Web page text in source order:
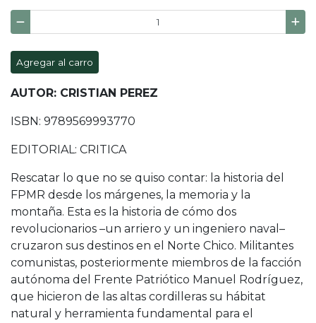
Agregar al carro
AUTOR: CRISTIAN PEREZ
ISBN: 9789569993770
EDITORIAL: CRITICA
Rescatar lo que no se quiso contar: la historia del
FPMR desde los márgenes, la memoria y la
montaña. Esta es la historia de cómo dos
revolucionarios –un arriero y un ingeniero naval–
cruzaron sus destinos en el Norte Chico. Militantes
comunistas, posteriormente miembros de la facción
autónoma del Frente Patriótico Manuel Rodríguez,
que hicieron de las altas cordilleras su hábitat
natural y herramienta fundamental para el